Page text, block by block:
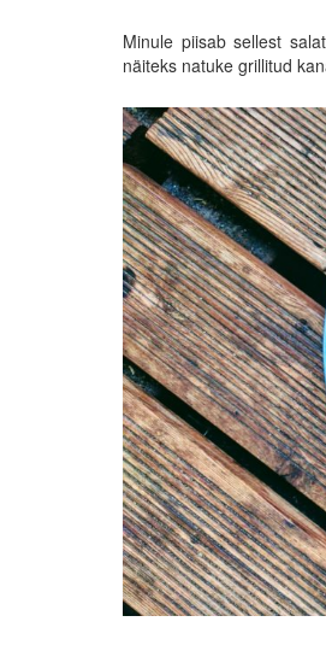
Minule piisab sellest
näiteks natuke grillitud